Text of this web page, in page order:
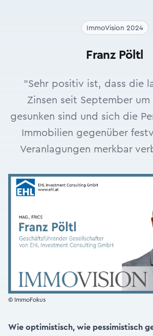
ImmoVision 2024
Franz Pöltl
"Sehr positiv ist, dass die
Zinsen seit September um
gesunken sind und sich die
Immobilien gegenüber
Veranlagungen merkbar
© ImmoFokus
Wie optimistisch, wie pessimistisch